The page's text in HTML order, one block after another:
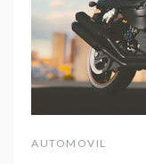
AUTOMOVIL